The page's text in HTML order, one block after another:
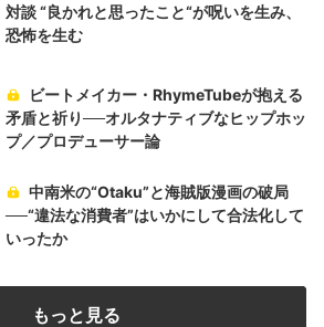
対談 “良かれと思ったこと“が呪いを生み、
恐怖を生む
ビートメイカー・RhymeTubeが抱える
矛盾と祈り──オルタナティブなヒップホッ
プ／プロデューサー論
中南米の“Otaku”と海賊版漫画の破局
──“違法な消費者”はいかにして合法化して
いったか
もっと見る